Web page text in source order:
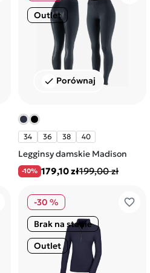
check Porównaj
Outlet
34 36 38 40
Legginsy damskie Madison
-10% 179,10 zł199,00 zł
favorite_border
-30 %
Brak na stanie
Outlet